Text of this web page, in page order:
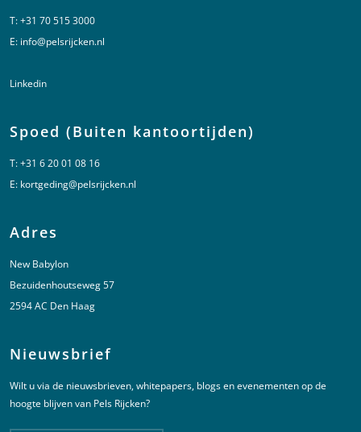
T:+31 70 515 3000
E: info@pelsrijcken.nl
Linkedin
Spoed (Buiten kantoortijden)
T:+31 6 20 01 08 16
E: kortgeding@pelsrijcken.nl
Adres
New Babylon
Bezuidenhoutseweg 57
2594 AC Den Haag
Nieuwsbrief
Wilt u via de nieuwsbrieven, whitepapers, blogs en evenementen op de
hoogte blijven van Pels Rijcken?